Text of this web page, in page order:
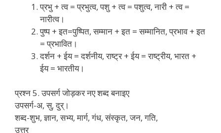
प्रभु + त्व = प्रभुत्व, पशु + त्व = पशुत्व, नारी + त्व =
नारीत्व।
पुष्प + इत=पुष्पित, सम्मान + इत = सम्मानित, प्रभाव + इत
= प्रभावित।
दर्शन + ईय = दर्शनीय, राष्ट्र + ईय = राष्ट्रीय, भारत +
ईय = भारतीय।
प्रश्न 5. उपसर्ग जोड़कर नए शब्द बनाइए
उपसर्ग-अ, सु, दुर्।
शब्द-शुभ, ज्ञान, सभ्य, मार्ग, गंध, संस्कृत, जन, गति,
उत्तर